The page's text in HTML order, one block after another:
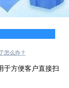
怎么办？
于方便客户直接扫